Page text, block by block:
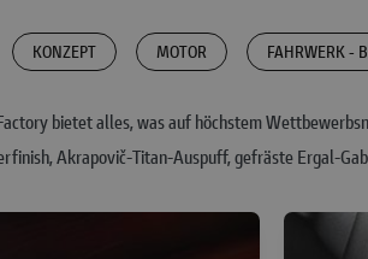
KONZEPT MOTOR FAHRWERK -
bietet alles, was auf höchstem
Akrapovič-Titan-Auspuff, gefräste Ergal-